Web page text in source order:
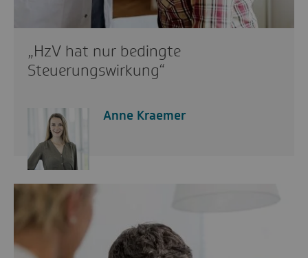
„HzV hat nur bedingte
Steuerungswirkung“
Anne Kraemer